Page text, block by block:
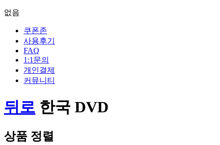
없음
쿠폰존
사용후기
FAQ
1:1문의
개인결제
커뮤니티
뒤로 한국 DVD
상품 정렬